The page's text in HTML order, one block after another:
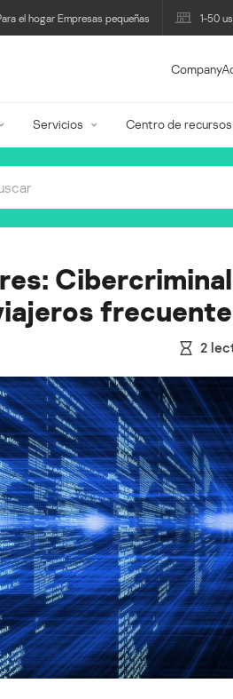
el hogar Empresas pequeñas 1-50
Servicios Centro de recursos
2